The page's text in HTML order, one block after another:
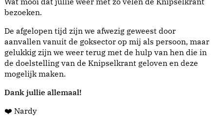
bezoeken.
De afgelopen tijd zijn we afwezig geweest door
aanvallen vanuit de goksector op mij als persoon, maar
gelukkig zijn we weer terug met de hulp van hen die in
de doelstelling van de Knipselkrant geloven en deze
mogelijk maken.
Dank jullie allemaal!
❤️ Nardy